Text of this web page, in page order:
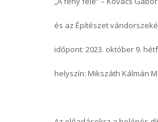
és az Építészet
időpont: 2023. október 9.
helyszín: Mikszáth Kálmán